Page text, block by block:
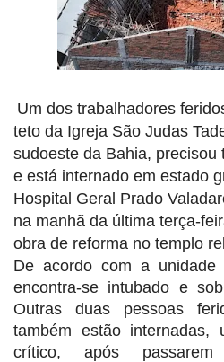
Um dos trabalhadores
teto da Igreja São Judas
sudoeste da Bahia, precisou
e está internado em estado
Hospital Geral Prado
na manhã da última terça-
obra de reforma no templo
De acordo com a
encontra-se intubado e
Outras duas pessoas
também estão internadas,
crítico, após passarem